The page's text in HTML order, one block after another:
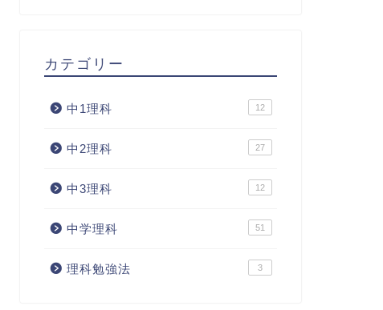
カテゴリー
中1理科 12
中2理科 27
中3理科 12
中学理科 51
理科勉強法 3